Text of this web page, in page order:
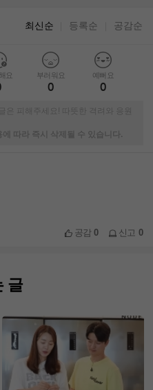
최신순 등록순 공감순
요 부러워요
0
예뻐요
0
피해주세요! 따뜻한 격려와 응원
따라 즉시 삭제될 수 있습니다.
공감0 신고 0
글